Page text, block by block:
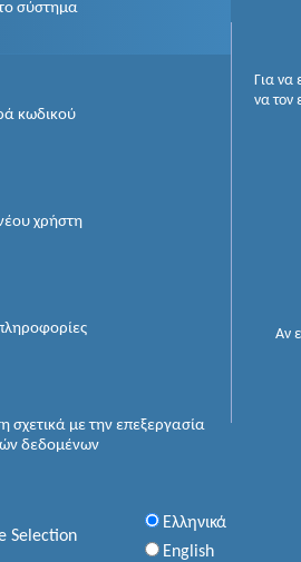
σύστημα
κωδικού
χρήστη
σχετικά με την επεξεργασία
δεδομένων
Για να
να τον
Αν
Selection
Ελληνικά
English